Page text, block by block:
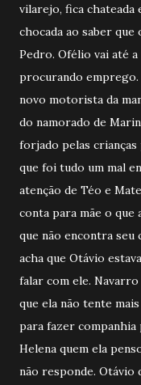
vilarejo, fica chateada
chocada ao saber
Pedro. Ofélio vai até a
procurando
novo motorista da
do namorado de
forjado pelas
que foi tudo um mal
atenção de Téo e
conta para mãe o
que não encontra seu
acha que Otávio
falar com ele.
que ela não tente
para fazer
Helena quem ela
não responde. Otávio